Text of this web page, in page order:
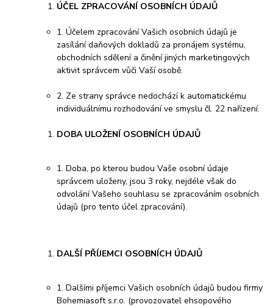
ÚČEL ZPRACOVÁNÍ OSOBNÍCH ÚDAJŮ
1. Účelem zpracování Vašich osobních údajů je
zasílání daňových dokladů za pronájem systému,
obchodních sdělení a činění jiných marketingových
aktivit správcem vůči Vaší osobě.
2. Ze strany správce nedochází k automatickému
individuálnímu rozhodování ve smyslu čl. 22 nařízení.
DOBA ULOŽENÍ OSOBNÍCH ÚDAJŮ
1. Doba, po kterou budou Vaše osobní údaje
správcem uloženy, jsou 3 roky, nejdéle však do
odvolání Vašeho souhlasu se zpracováním osobních
údajů (pro tento účel zpracování).
DALŠÍ PŘÍJEMCI OSOBNÍCH ÚDAJŮ
1. Dalšími příjemci Vašich osobních údajů budou firmy
Bohemiasoft s.r.o. (provozovatel ehsopového